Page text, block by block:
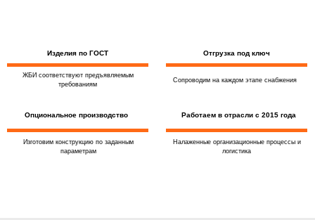
Изделия по ГОСТ
ЖБИ соответствуют предъявляемым
требованиям
Изготовим конструкцию по заданным
параметрам
Опциональное производство
Отгрузка под ключ
Сопроводим на каждом этапе снабжения
Налаженные организационные процессы и
логистика
Работаем в отрасли с 2015 года